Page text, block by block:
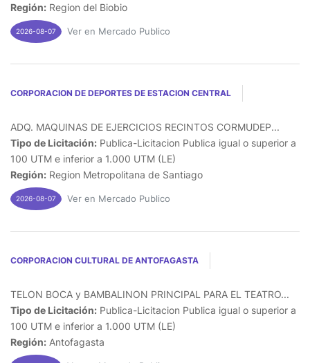
Región: Region del Biobio
2026-08-07 Ver en Mercado Publico
CORPORACION DE DEPORTES DE ESTACION CENTRAL
ADQ. MAQUINAS DE EJERCICIOS RECINTOS CORMUDEP...
Tipo de Licitación: Publica-Licitacion Publica igual o superior a
100 UTM e inferior a 1.000 UTM (LE)
Región: Region Metropolitana de Santiago
2026-08-07 Ver en Mercado Publico
CORPORACION CULTURAL DE ANTOFAGASTA
TELON BOCA y BAMBALINON PRINCIPAL PARA EL TEATRO...
Tipo de Licitación: Publica-Licitacion Publica igual o superior a
100 UTM e inferior a 1.000 UTM (LE)
Región: Antofagasta